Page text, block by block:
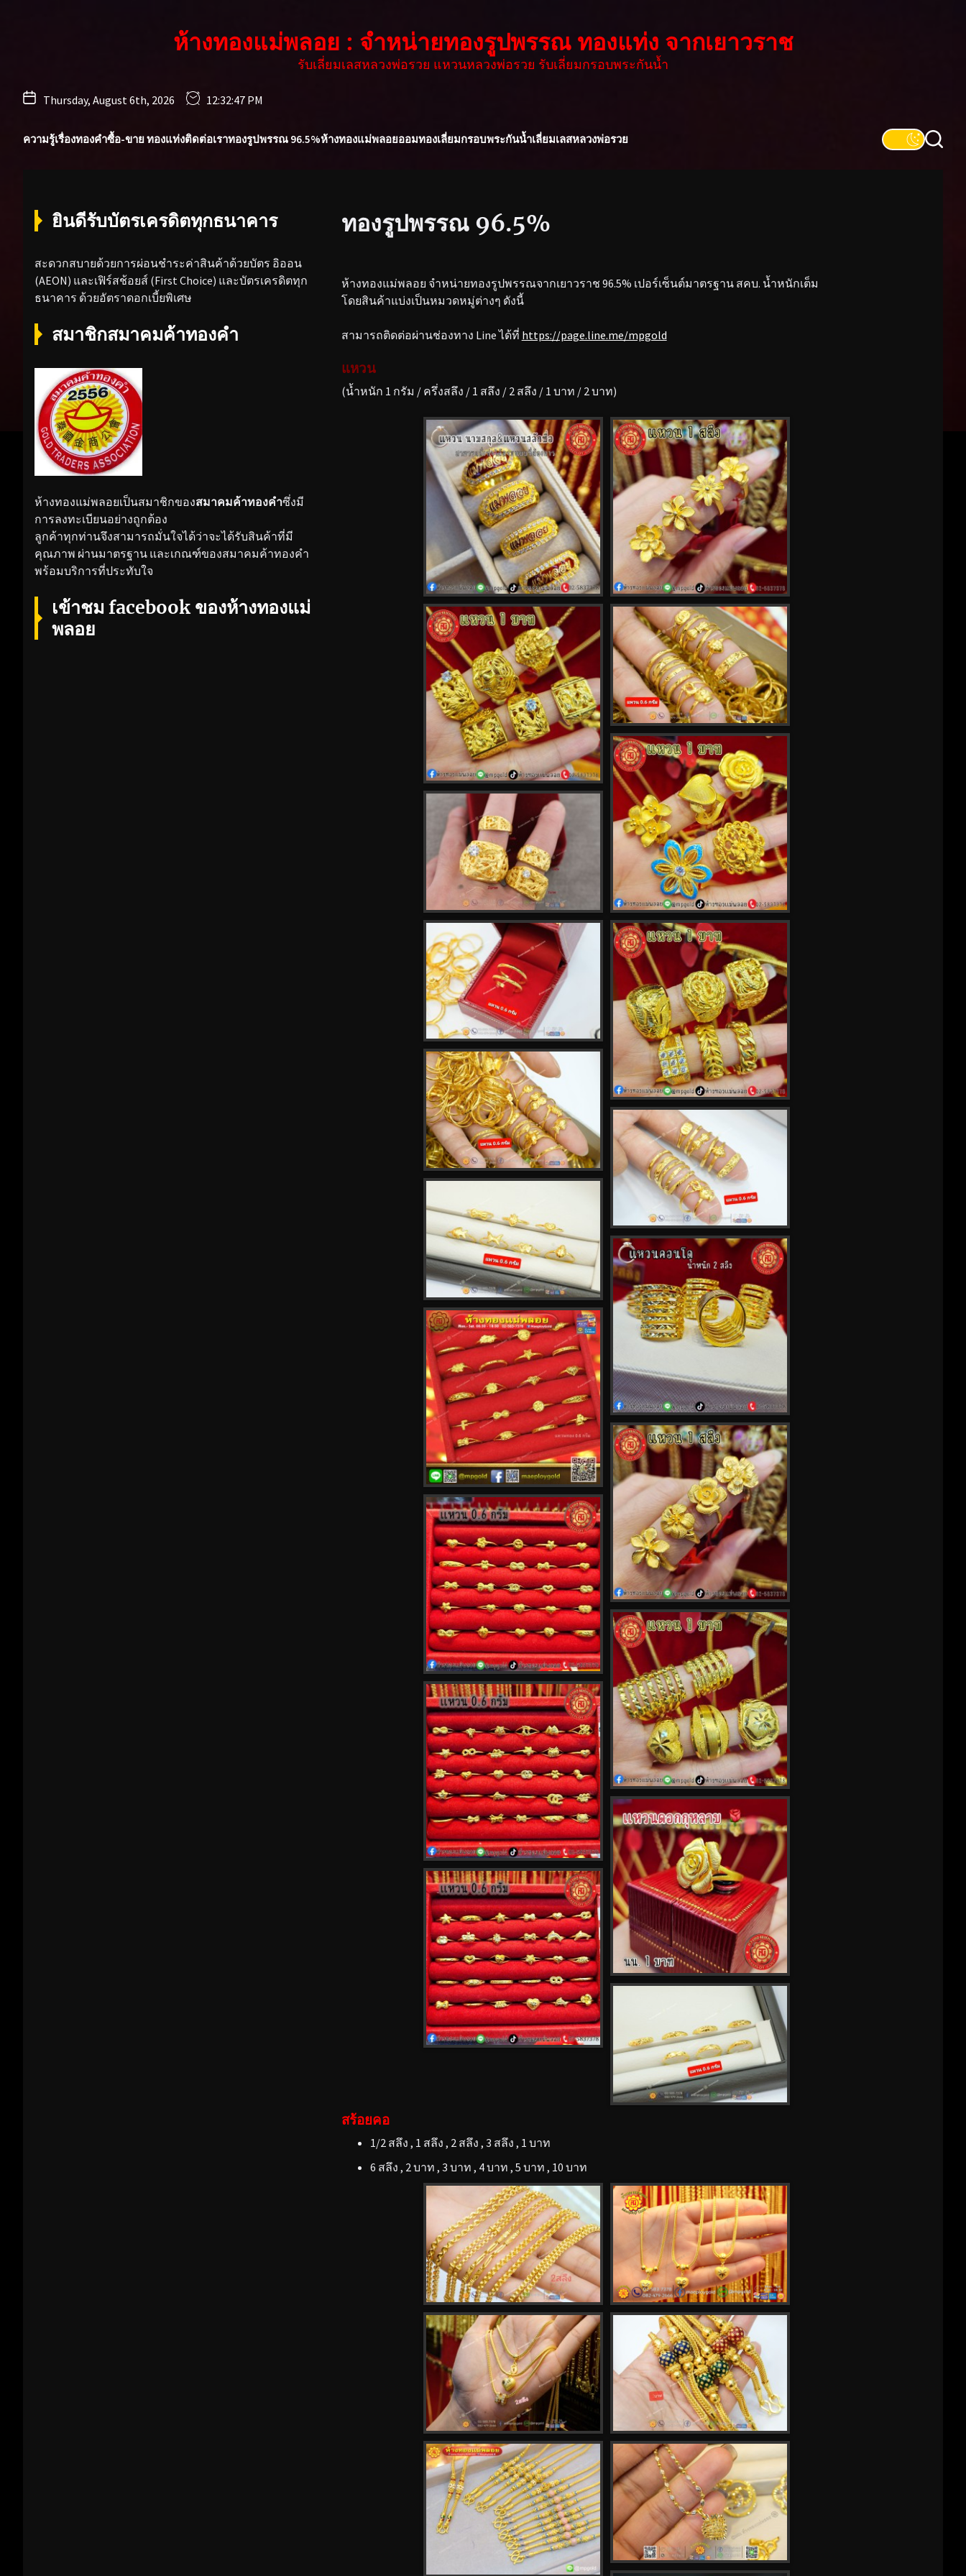
ห้างทองแม่พลอย : จำหน่ายทองรูปพรรณ ทองแท่ง จากเยาวราช
รับเลี่ยมเลสหลวงพ่อรวย แหวนหลวงพ่อรวย รับเลี่ยมกรอบพระกันน้ำ
Thursday, August 6th, 2026 12:32:49 PM
ความรู้เรื่องทองคำซื้อ-ขาย ทองแท่งติดต่อเราทองรูปพรรณ 96.5%ห้างทองแม่พลอยออมทองเลี่ยมกรอบพระกันน้ำเลี่ยมเลสหลวงพ่อรวย
ทองรูปพรรณ 96.5%
ห้างทองแม่พลอย จำหน่ายทองรูปพรรณจากเยาวราช 96.5% เปอร์เซ็นต์มาตรฐาน สคบ. น้ำหนักเต็ม
โดยสินค้าแบ่งเป็นหมวดหมู่ต่างๆ ดังนี้
สามารถติดต่อผ่านช่องทาง Line ได้ที่ https://page.line.me/mpgold
แหวน
(น้ำหนัก 1 กรัม / ครึ่งสลึง / 1 สลึง / 2 สลึง / 1 บาท / 2 บาท)
สร้อยคอ
1/2 สลึง , 1 สลึง , 2 สลึง , 3 สลึง , 1 บาท
6 สลึง , 2 บาท , 3 บาท , 4 บาท , 5 บาท , 10 บาท
ยินดีรับบัตรเครดิตทุกธนาคาร
สะดวกสบายด้วยการผ่อนชำระค่าสินค้าด้วยบัตร อิออน
(AEON) และเฟิร์สช้อยส์ (First Choice) และบัตรเครดิตทุก
ธนาคาร ด้วยอัตราดอกเบี้ยพิเศษ
สมาชิกสมาคมค้าทองคำ
ห้างทองแม่พลอยเป็นสมาชิกของสมาคมค้าทองคำซึ่งมี
การลงทะเบียนอย่างถูกต้อง
ลูกค้าทุกท่านจึงสามารถมั่นใจได้ว่าจะได้รับสินค้าที่มี
คุณภาพ ผ่านมาตรฐาน และเกณฑ์ของสมาคมค้าทองคำ
พร้อมบริการที่ประทับใจ
เข้าชม facebook ของห้างทองแม่
พลอย